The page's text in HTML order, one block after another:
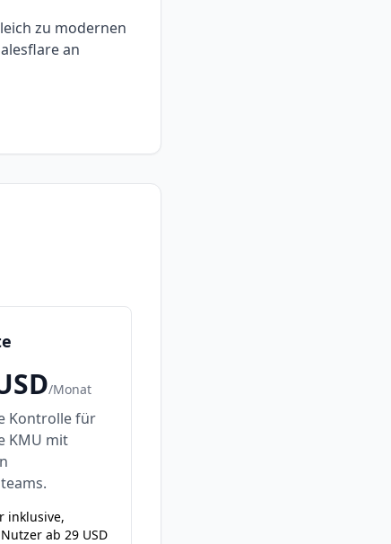
zu modernen
an
/Monat
Kontrolle für
KMU mit
inklusive,
ab 29 USD